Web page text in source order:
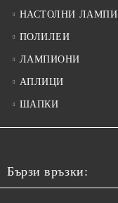
НАСТОЛНИ ЛАМПИ
ПОЛИЛЕИ
ЛАМПИОНИ
АПЛИЦИ
ШАПКИ
Бързи връзки: